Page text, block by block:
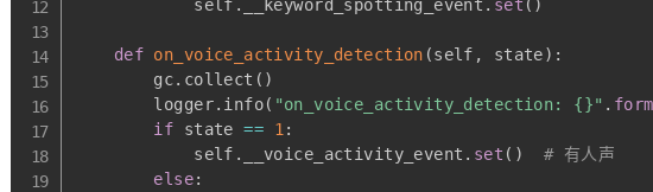
            self
. __keyword_spotting_event . set ( )
def on_voice_activity_detection (self , state) :
        gc
. collect ( )
        logger
. info( "on_voice_activity_detection: {}" .
if state == 1 :
            self
. __voice_activity_event . set ( )
# 有人声
else: